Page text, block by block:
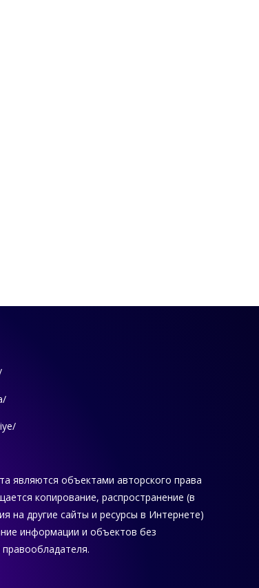
являются объектами авторского права
копирование, распространение (в
на другие сайты и ресурсы в Интернете)
информации и объектов без